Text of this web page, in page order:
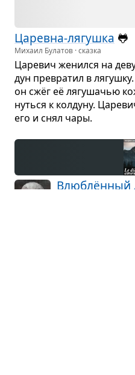
Царевна-лягушка 🐸
Михаил Булатов · сказка
Царе­вич женился на
дун пре­вра­тил в
он сжёг её лягу­ша­чью
нуться к кол­дуну.
его и снял чары.
Влю­блён­ный